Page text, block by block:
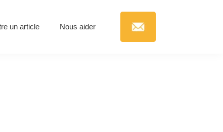
un article Nous aider